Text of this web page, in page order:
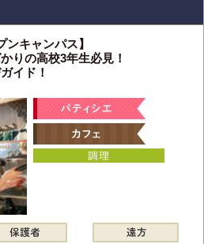
ンキャンパス】
りの高校3年生必見！
イド！